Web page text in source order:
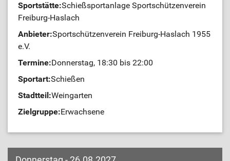
Sportstätte:Schießsportanlage Sportschützenverein
Freiburg-Haslach
Anbieter:Sportschützenverein Freiburg-Haslach 1955
e.V.
Termine:Donnerstag, 18:30 bis 22:00
Sportart:Schießen
Stadtteil:Weingarten
Zielgruppe:Erwachsene